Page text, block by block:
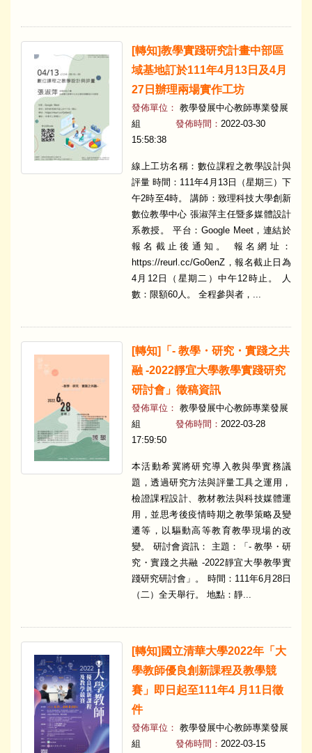
[轉知]教學實踐研究計畫中部區
域基地訂於111年4月13日及4月
27日辦理兩場實作工坊
發佈單位： 教學發展中心教師專業發展
組
發佈時間： 2022-03-30
15:58:38
線上工坊名稱：數位課程之教學設計與
評量 時間：111年4月13日（星期三）下
午2時至4時。 講師：致理科技大學創新
數位教學中心 張淑萍主任暨多媒體設計
系教授。 平台：Google Meet，連結於
報名截止後通知。 報名網址：
https://reurl.cc/Go0enZ，報名截止日為
4月12日（星期二）中午12時止。 人
數：限額60人。 全程參與者，...
[轉知]「- 教學・研究・實踐之共
融 -2022靜宜大學教學實踐研究
研討會」徵稿資訊
發佈單位： 教學發展中心教師專業發展
組
發佈時間： 2022-03-28
17:59:50
本活動希冀將研究導入教與學實務議
題，透過研究方法與評量工具之運用，
檢證課程設計、教材教法與科技媒體運
用，並思考後疫情時期之教學策略及變
遷等，以驅動高等教育教學現場的改
變。 研討會資訊： 主題：「- 教學・研
究・實踐之共融 -2022靜宜大學教學實
踐研究研討會」。 時間：111年6月28日
（二）全天舉行。 地點：靜...
[轉知]國立清華大學2022年「大
學教師優良創新課程及教學競
賽」即日起至111年4 月11日徵
件
發佈單位： 教學發展中心教師專業發展
組
發佈時間： 2022-03-15